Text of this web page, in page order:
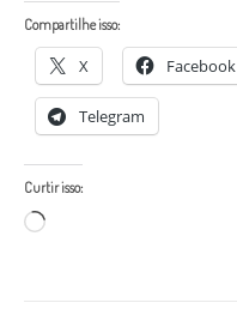
Compartilhe isso:
X Facebook
Telegram
Curtir isso:
Carregando...